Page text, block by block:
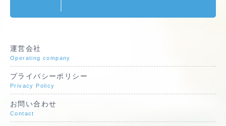
運営会社
Operating company
プライバシーポリシー
Privacy Policy
お問い合わせ
Contact